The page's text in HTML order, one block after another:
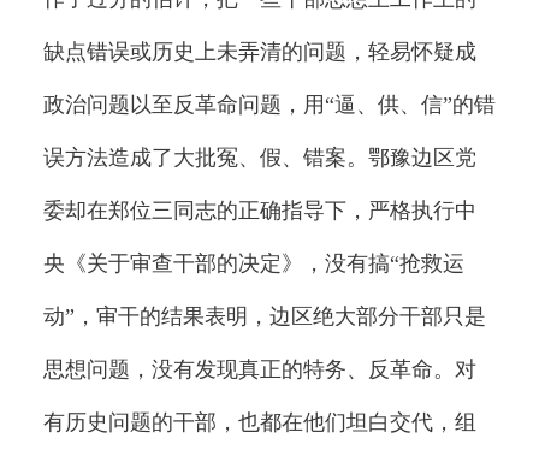
缺点错误或历史上未弄清的问题，轻易怀疑成
政治问题以至反革命问题，用“逼、供、信”的错
误方法造成了大批冤、假、错案。鄂豫边区党
委却在郑位三同志的正确指导下，严格执行中
央《关于审查干部的决定》，没有搞“抢救运
动”，审干的结果表明，边区绝大部分干部只是
思想问题，没有发现真正的特务、反革命。对
有历史问题的干部，也都在他们坦白交代，组